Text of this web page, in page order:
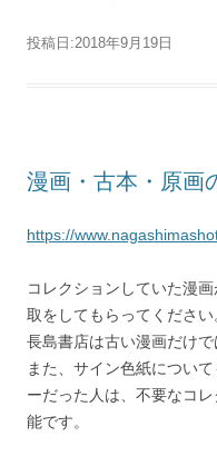
投稿日:2018年9月19日
漫画・古本・原画
https://
コレクションしていた漫
取をしてもらってください
長島書店は古い漫画だけで
また、サイン色紙につい
ーだった人は、不要なコ
能です。